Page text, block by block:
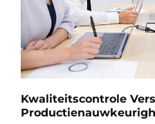
Kwaliteitscontrole